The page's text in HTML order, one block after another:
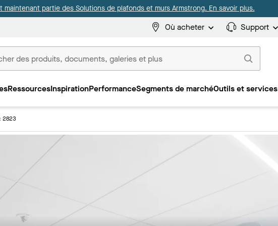
maintenant partie des Solutions de plafonds et murs Armstrong. En savoir plus.
Où acheter Support
RessourcesInspirationPerformanceSegments de marchéOutils et services
2823